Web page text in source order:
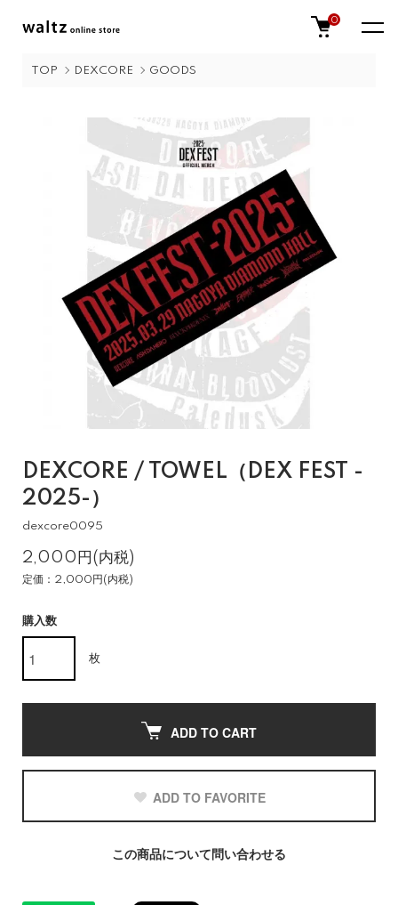
0
TOP DEXCORE GOODS
DEXCORE / TOWEL（DEX FEST -
2025-）
dexcore0095
2,000円(内税)
定価：2,000円(内税)
購入数
枚
ADD TO CART
ADD TO FAVORITE
この商品について問い合わせる